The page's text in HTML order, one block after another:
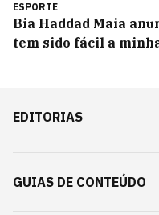
ESPORTE
Bia Haddad Maia
tem sido fácil a
EDITORIAS
GUIAS DE CONTEÚDO